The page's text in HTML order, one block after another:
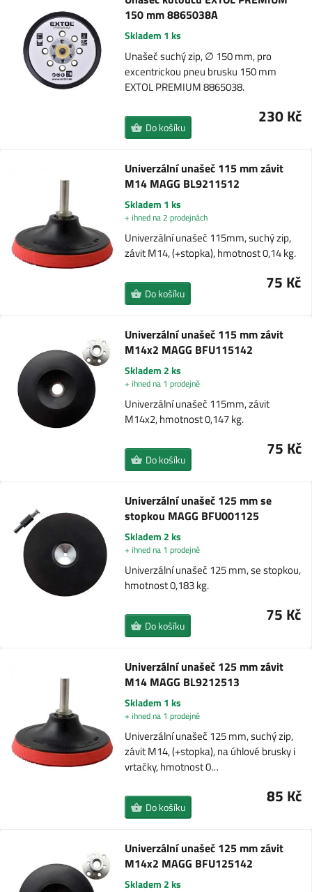
150 mm 8865038A
Skladem 1 ks
Unašeč suchý zip, ∅ 150 mm, pro
excentrickou pneu brusku 150 mm
EXTOL PREMIUM 8865038.
230 Kč
Do košíku
Univerzální unašeč 115 mm závit
M14 MAGG BL9211512
Skladem 1 ks
+ ihned na 2 prodejnách
Univerzální unašeč 115mm, suchý zip,
závit M14, (+stopka), hmotnost 0,14 kg.
75 Kč
Do košíku
Univerzální unašeč 115 mm závit
M14x2 MAGG BFU115142
Skladem 2 ks
+ ihned na 1 prodejně
Univerzální unašeč 115mm, závit
M14x2, hmotnost 0,147 kg.
75 Kč
Do košíku
Univerzální unašeč 125 mm se
stopkou MAGG BFU001125
Skladem 2 ks
+ ihned na 1 prodejně
Univerzální unašeč 125 mm, se stopkou,
hmotnost 0,183 kg.
75 Kč
Do košíku
Univerzální unašeč 125 mm závit
M14 MAGG BL9212513
Skladem 1 ks
+ ihned na 1 prodejně
Univerzální unašeč 125 mm, suchý zip,
závit M14, (+stopka), na úhlové brusky i
vrtačky, hmotnost 0…
85 Kč
Do košíku
Univerzální unašeč 125 mm závit
M14x2 MAGG BFU125142
Skladem 2 ks